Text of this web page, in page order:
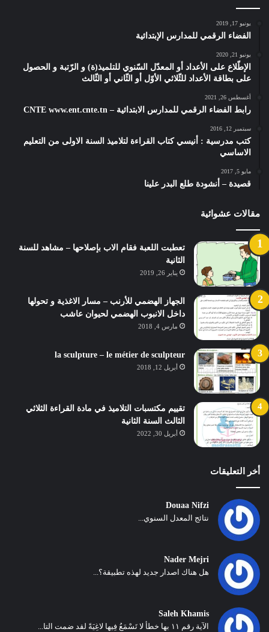
يونيو 17, 2019
الفضاء الرقمي للمدارس الإبتدائية
يونيو 21, 2020
الإطّلاع على الأعداد أو المعدّل السّنوي للتلميذ(ة) و الرّتبة و الحصول
على بطاقة الأعداد للثّلاثي الأوّل أو الثّاني أو الثّالث
أغسطس 26, 2021
رابط الفضاء الرقمي للمدارس الابتدائية – CNTE www.ent.cnte.tn
سبتمبر 12, 2016
كتب مدرسية : أنيسي كتاب القراءة لتلاميذ السنة الاولى من التعليم
الاساسي
مايو 5, 2017
قصيدة – أنشودة طلع البدر علينا
مقالات عشوائية
تعطبت اللعبة فقام الاب بإصلاحها – مشاهد للسنة
الثانية
يناير 26, 2019
الجهاز الهضمي للأرنب – مسار الاغذية و تحولها
داخل الانبوب الهضمي لحيوان عاشب
مارس 4, 2018
la sculpture – le métier de sculpteur
أبريل 12, 2018
تقييم مكتسبات التلاميذ في مادة القراءة الثلاثي
الثالث السنة الثانية
أبريل 30, 2022
أخر التعليقات
Douaa Nifzi
نتائج المعدل السنوي...
Nader Mejri
هل هناك اصدار جديد لهذه تطبيقة؟...
Saleh Khamis
الآية رقم ١١ بها خطأ لا تَسْمَعُ فِيها لاغِيَةً لقد ضمت التا...